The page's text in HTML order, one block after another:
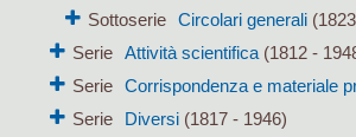
Sottoserie
Circolari generali
Serie Attività scientifica(1812 -
Serie Corrispondenza e materiale
Serie
Diversi(1817 - 1946)